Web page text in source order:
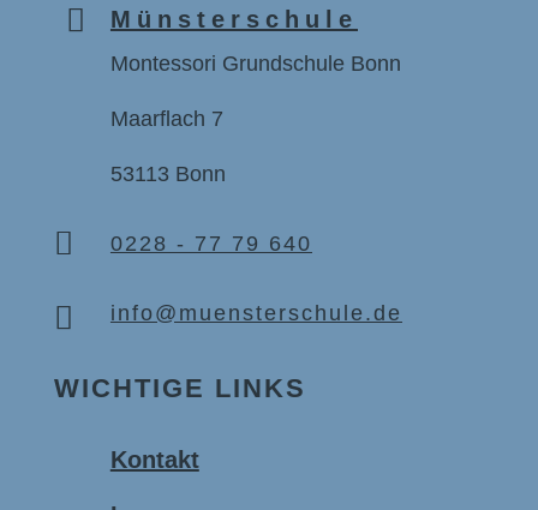
 Münsterschule
Montessori Grundschule Bonn
Maarflach 7
53113 Bonn
 0228 - 77 79 640
 info@muensterschule.de
WICHTIGE LINKS
Kontakt